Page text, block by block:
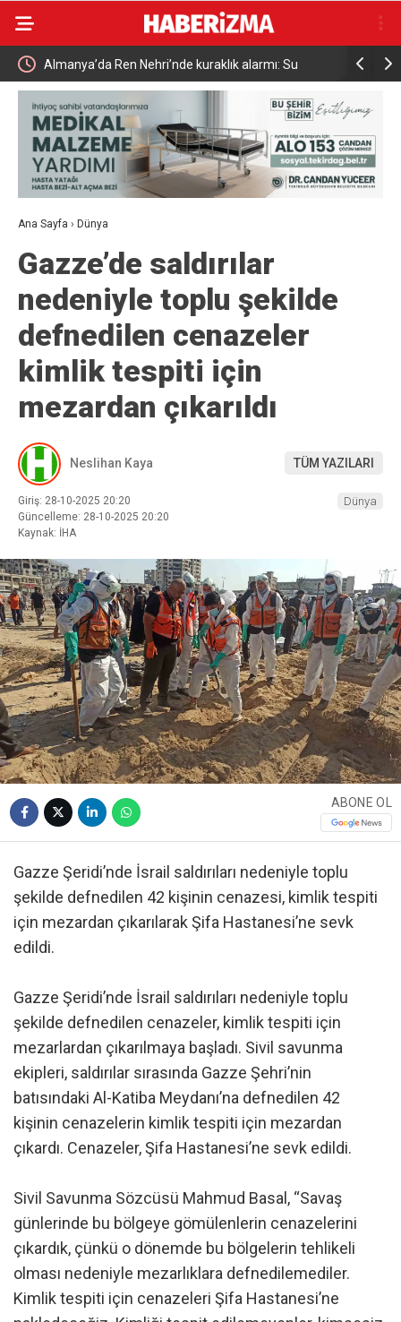
Almanya’da Ren Nehri’nde kuraklık alarmı: Su
seviyesinde tarihi düşüş yaşandı
Ana Sayfa › Dünya
Gazze’de saldırılar
nedeniyle toplu şekilde
defnedilen cenazeler
kimlik tespiti için
mezardan çıkarıldı
Neslihan Kaya TÜM YAZILARI
Giriş: 28-10-2025 20:20
Güncelleme: 28-10-2025 20:20
Kaynak: İHA
Dünya
ABONE OL
Gazze Şeridi’nde İsrail saldırıları nedeniyle toplu
şekilde defnedilen 42 kişinin cenazesi, kimlik tespiti
için mezardan çıkarılarak Şifa Hastanesi’ne sevk
edildi.
Gazze Şeridi’nde İsrail saldırıları nedeniyle toplu
şekilde defnedilen cenazeler, kimlik tespiti için
mezarlardan çıkarılmaya başladı. Sivil savunma
ekipleri, saldırılar sırasında Gazze Şehri’nin
batısındaki Al-Katiba Meydanı’na defnedilen 42
kişinin cenazelerin kimlik tespiti için mezardan
çıkardı. Cenazeler, Şifa Hastanesi’ne sevk edildi.
Sivil Savunma Sözcüsü Mahmud Basal, “Savaş
günlerinde bu bölgeye gömülenlerin cenazelerini
çıkardık, çünkü o dönemde bu bölgelerin tehlikeli
olması nedeniyle mezarlıklara defnedilemediler.
Kimlik tespiti için cenazeleri Şifa Hastanesi’ne